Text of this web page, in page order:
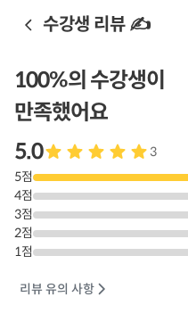
수강생 리뷰 ✍️
100%의 수강생이
만족했어요
5.0
3
5점
4점
3점
2점
1점
리뷰 유의 사항